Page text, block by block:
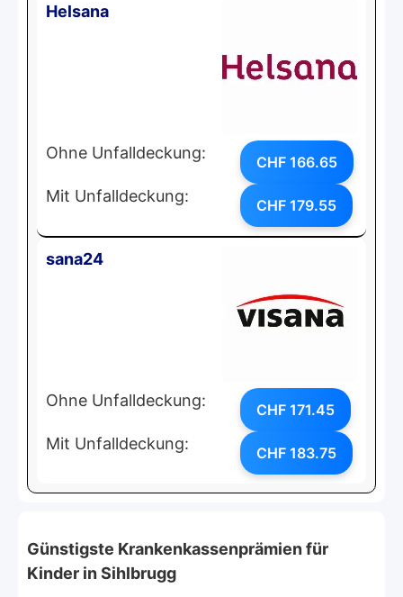
Helsana
Ohne Unfalldeckung: CHF 166.65
Mit Unfalldeckung: CHF 179.55
sana24
Ohne Unfalldeckung: CHF 171.45
Mit Unfalldeckung: CHF 183.75
Günstigste Krankenkassenprämien für
Kinder in Sihlbrugg